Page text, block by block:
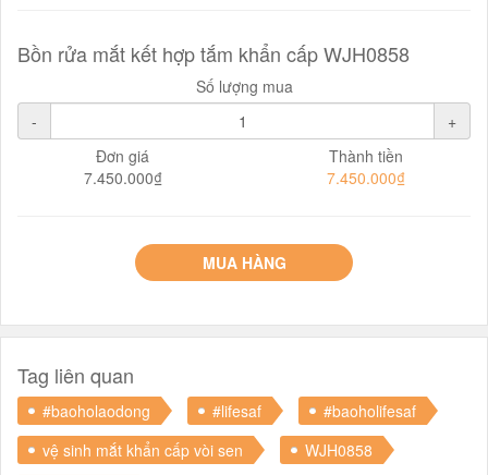
Bồn rửa mắt kết hợp tắm khẩn cấp WJH0858
Số lượng mua
-
+
Đơn giá
7.450.000₫
Thành tiền
7.450.000₫
MUA HÀNG
Tag liên quan
#baoholaodong #lifesaf
#baoholifesaf
vệ sinh mắt khẩn cấp vòi sen
WJH0858